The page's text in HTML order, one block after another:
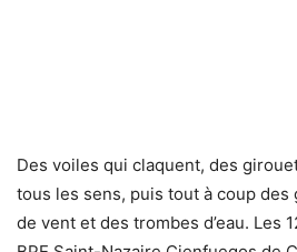
Des voiles qui claquent, des
tous les sens, puis tout à coup
de vent et des trombes d’eau. Les